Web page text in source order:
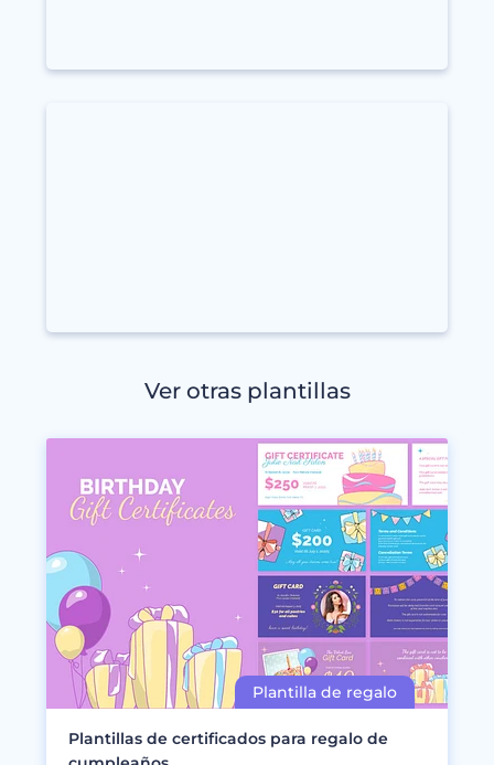
Ver otras plantillas
Plantillas de certificados para regalo de